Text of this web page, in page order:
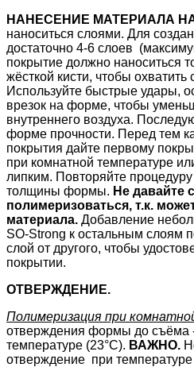
НАНЕСЕНИЕ МАТЕРИАЛА
наноситься слоями. Для
достаточно 4-6 слоев
покрытие должно наноситься
жёсткой кисти, чтобы
Используйте быстрые удары,
врезок на форме, чтобы
внутреннего воздуха.
форме прочности. Перед тем
покрытия дайте первому
при комнатной температуре
липким. Повторяйте
толщины формы. Не давайте
полимеризоваться, т.к.
материала. Добавление
SO-Strong к остальным слоям
слой от другого, чтобы
покрытии.
ОТВЕРЖДЕНИЕ.
Полимеризация при
отверждения формы до съёма
температуре (23°C). ВАЖНО.
отверждение при